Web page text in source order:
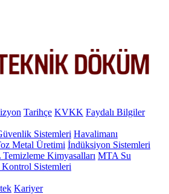
Tarihçe KVKK Faydalı Bilgiler
Sistemleri Havalimanı
Metal Üretimi İndüksiyon Sistemleri
Kimyasalları MTA Su
Sistemleri
Kariyer